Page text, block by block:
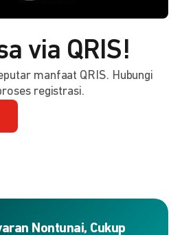
via QRIS!
manfaat QRIS. Hubungi
registrasi.
Nontunai, Cukup